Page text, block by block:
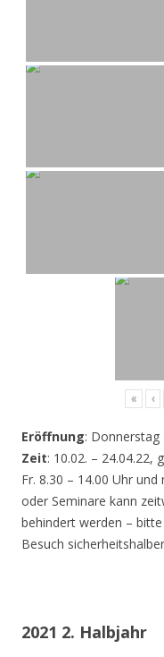
« ‹
Eröffnung: Donnerstag
Zeit: 10.02. – 24.04.22,
Fr. 8.30 – 14.00 Uhr
oder Seminare kann
behindert werden –
Besuch
2021 2. Halbjahr